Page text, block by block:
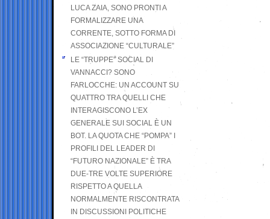
LUCA ZAIA, SONO PRONTI A
FORMALIZZARE UNA
CORRENTE, SOTTO FORMA DI
ASSOCIAZIONE “CULTURALE”
LE “TRUPPE” SOCIAL DI
VANNACCI? SONO
FARLOCCHE: UN ACCOUNT SU
QUATTRO TRA QUELLI CHE
INTERAGISCONO L’EX
GENERALE SUI SOCIAL È UN
BOT. LA QUOTA CHE “POMPA” I
PROFILI DEL LEADER DI
“FUTURO NAZIONALE” È TRA
DUE-TRE VOLTE SUPERIORE
RISPETTO A QUELLA
NORMALMENTE RISCONTRATA
IN DISCUSSIONI POLITICHE